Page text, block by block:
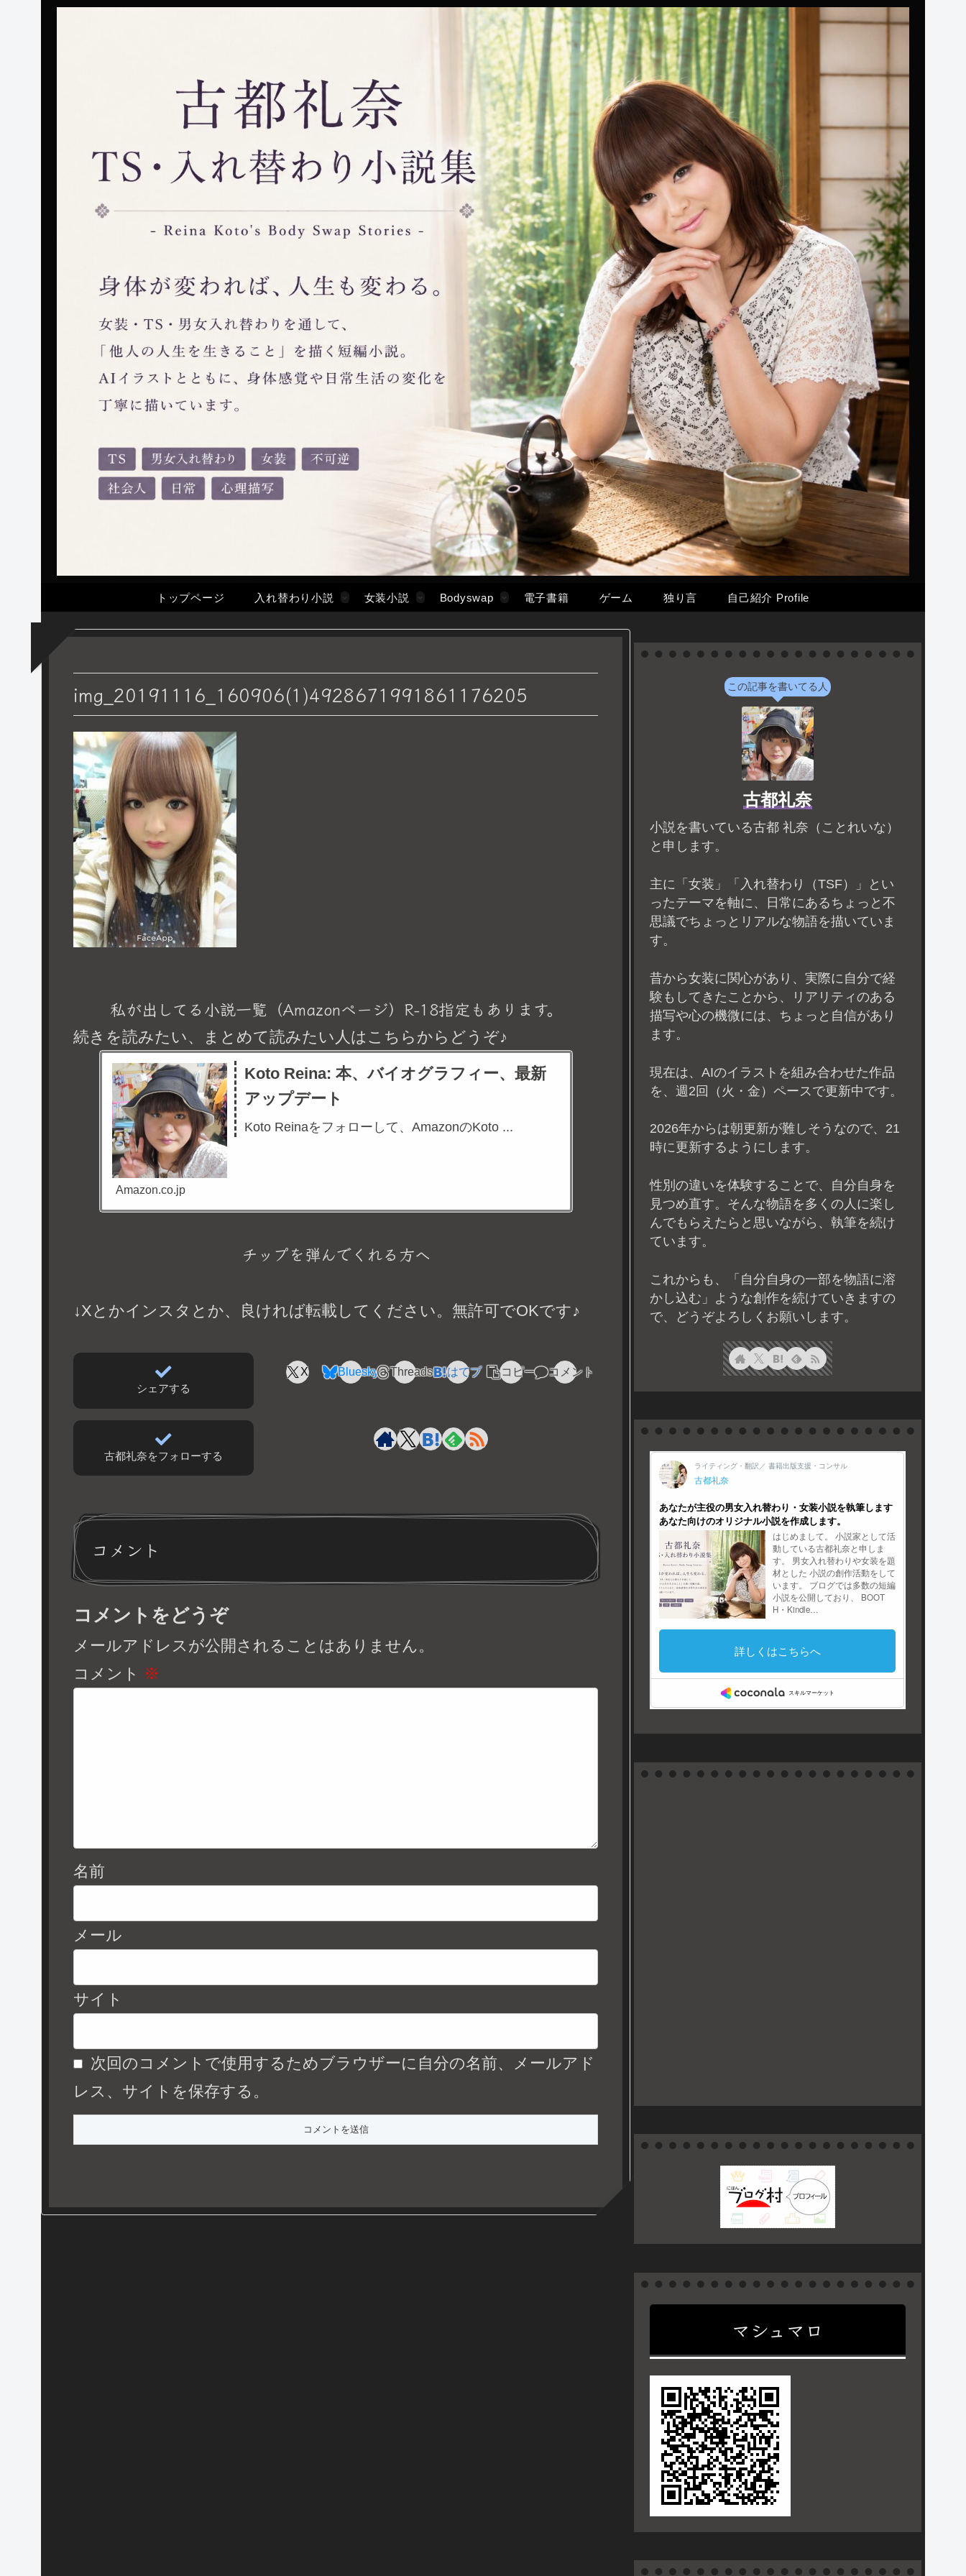
トップページ 入れ替わり小説 女装小説 Bodyswap 電子書籍 ゲーム 独り言 自己紹介 Profile
img_20191116_160906(1)4928671991861176205
私が出してる小説一覧（Amazonページ）R-18指定もあります。
続きを読みたい、まとめて読みたい人はこちらからどうぞ♪
Koto Reina: 本、バイオグラフィー、最新
アップデート
Koto Reinaをフォローして、AmazonのKoto ...
Amazon.co.jp
チップを弾んでくれる方へ
↓Xとかインスタとか、良ければ転載してください。無許可でOKです♪
シェアする
X Bluesky Threads はてブ コピー コメント
古都礼奈をフォローする
コメント
コメントをどうぞ
メールアドレスが公開されることはありません。
コメント ※
名前
メール
サイト
次回のコメントで使用するためブラウザーに自分の名前、メールアド
レス、サイトを保存する。
この記事を書いてる人
古都礼奈
小説を書いている古都 礼奈（ことれいな）
と申します。
主に「女装」「入れ替わり（TSF）」とい
ったテーマを軸に、日常にあるちょっと不
思議でちょっとリアルな物語を描いていま
す。
昔から女装に関心があり、実際に自分で経
験もしてきたことから、リアリティのある
描写や心の機微には、ちょっと自信があり
ます。
現在は、AIのイラストを組み合わせた作品
を、週2回（火・金）ペースで更新中です。
2026年からは朝更新が難しそうなので、21
時に更新するようにします。
性別の違いを体験することで、自分自身を
見つめ直す。そんな物語を多くの人に楽し
んでもらえたらと思いながら、執筆を続け
ています。
これからも、「自分自身の一部を物語に溶
かし込む」ような創作を続けていきますの
で、どうぞよろしくお願いします。
マシュマロ